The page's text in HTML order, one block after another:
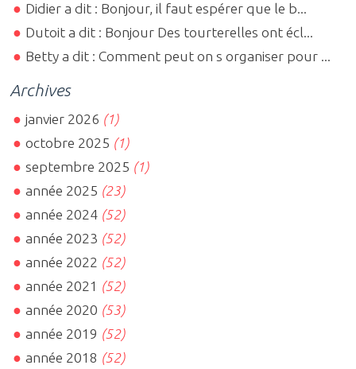
Didier a dit : Bonjour, il faut espérer que le b...
Dutoit a dit : Bonjour Des tourterelles ont écl...
Betty a dit : Comment peut on s organiser pour ...
Archives
janvier 2026 (1)
octobre 2025 (1)
septembre 2025 (1)
année 2025 (23)
année 2024 (52)
année 2023 (52)
année 2022 (52)
année 2021 (52)
année 2020 (53)
année 2019 (52)
année 2018 (52)